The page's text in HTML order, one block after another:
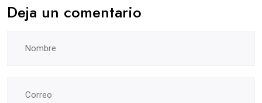
Deja un comentario